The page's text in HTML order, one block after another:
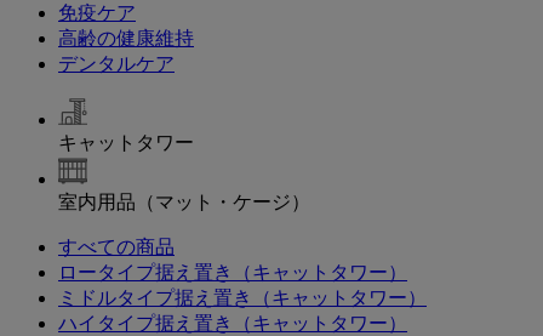
免疫ケア
高齢の健康維持
デンタルケア
キャットタワー
室内用品（マット・ケージ）
すべての商品
ロータイプ据え置き（キャットタワー）
ミドルタイプ据え置き（キャットタワー）
ハイタイプ据え置き（キャットタワー）